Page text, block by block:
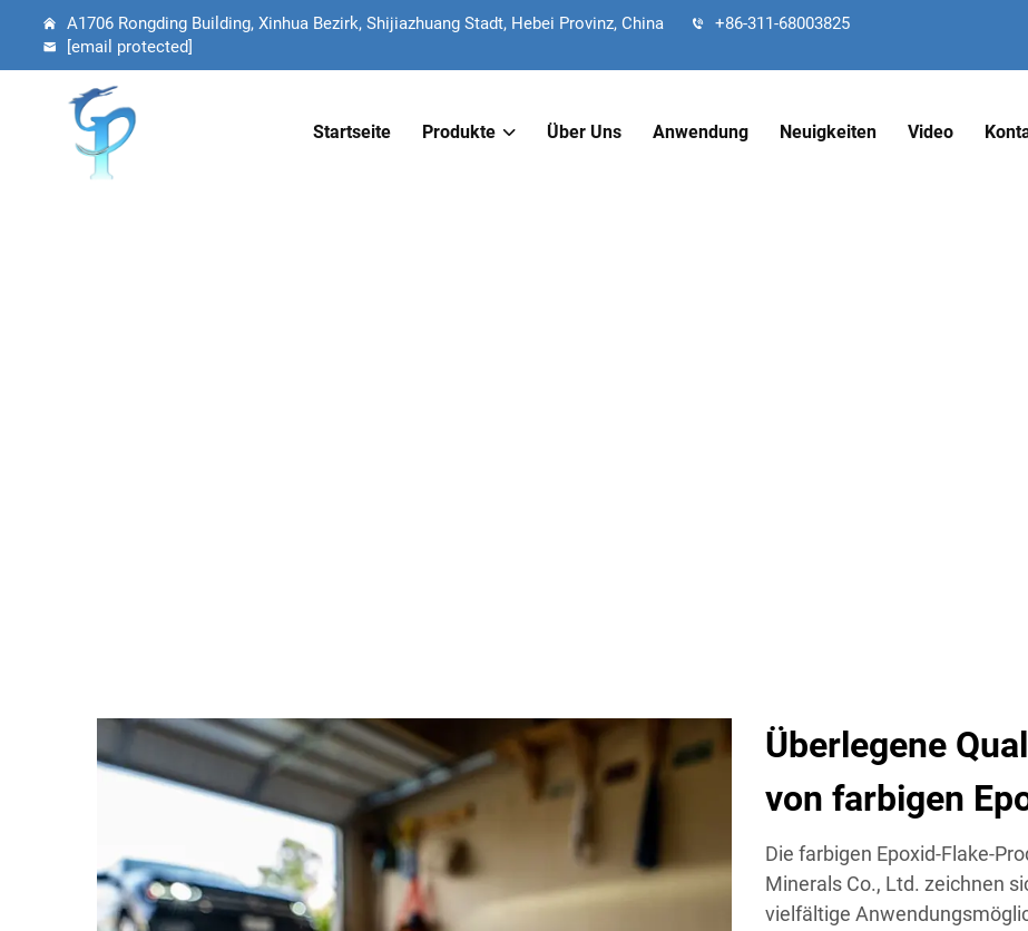
A1706 Rongding Building, Xinhua Bezirk, Shijiazhuang Stadt, Hebei Provinz, China
+86-311-68003825
[email protected]
Startseite Produkte Über Uns Anwendung Neuigkeiten Video
Überlegene
von farbigen
Die farbigen Epoxid-Flake-
Minerals Co., Ltd. zeichnen
vielfältige